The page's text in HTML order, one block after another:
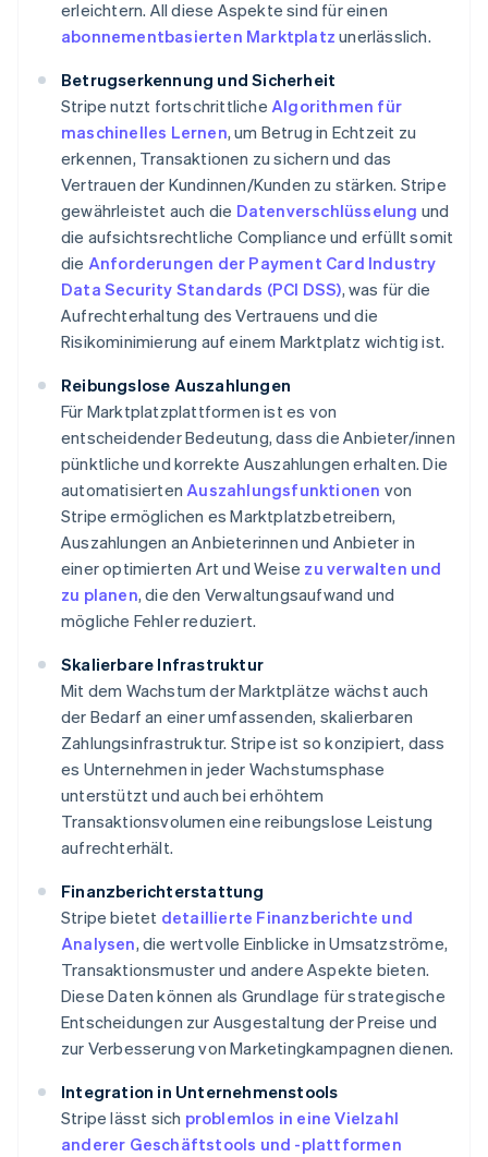
erleichtern. All diese Aspekte sind für einen
abonnementbasierten Marktplatz unerlässlich.
Betrugserkennung und Sicherheit
Stripe nutzt fortschrittliche Algorithmen für
maschinelles Lernen, um Betrug in Echtzeit zu
erkennen, Transaktionen zu sichern und das
Vertrauen der Kundinnen/Kunden zu stärken. Stripe
gewährleistet auch die Datenverschlüsselung und
die aufsichtsrechtliche Compliance und erfüllt somit
die Anforderungen der Payment Card Industry
Data Security Standards (PCI DSS), was für die
Aufrechterhaltung des Vertrauens und die
Risikominimierung auf einem Marktplatz wichtig ist.
Reibungslose Auszahlungen
Für Marktplatzplattformen ist es von
entscheidender Bedeutung, dass die Anbieter/innen
pünktliche und korrekte Auszahlungen erhalten. Die
automatisiertenAuszahlungsfunktionen von
Stripe ermöglichen es Marktplatzbetreibern,
Auszahlungen an Anbieterinnen und Anbieter in
einer optimierten Art und Weise zu verwalten und
zu planen, die den Verwaltungsaufwand und
mögliche Fehler reduziert.
Skalierbare Infrastruktur
Mit dem Wachstum der Marktplätze wächst auch
der Bedarf an einer umfassenden, skalierbaren
Zahlungsinfrastruktur. Stripe ist so konzipiert, dass
es Unternehmen in jeder Wachstumsphase
unterstützt und auch bei erhöhtem
Transaktionsvolumen eine reibungslose Leistung
aufrechterhält.
Finanzberichterstattung
Stripe bietet detaillierte Finanzberichte und
Analysen, die wertvolle Einblicke in Umsatzströme,
Transaktionsmuster und andere Aspekte bieten.
Diese Daten können als Grundlage für strategische
Entscheidungen zur Ausgestaltung der Preise und
zur Verbesserung von Marketingkampagnen dienen.
Integration in Unternehmenstools
Stripe lässt sich problemlos in eine Vielzahl
anderer Geschäftstools und -plattformen